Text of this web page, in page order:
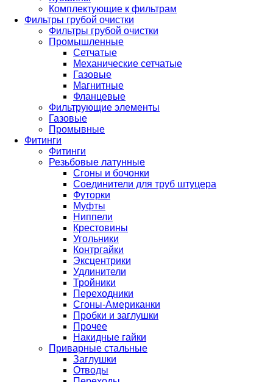
Комплектующие к фильтрам
Фильтры грубой очистки
Фильтры грубой очистки
Промышленные
Сетчатые
Механические сетчатые
Газовые
Магнитные
Фланцевые
Фильтрующие элементы
Газовые
Промывные
Фитинги
Фитинги
Резьбовые латунные
Сгоны и бочонки
Соединители для труб штуцера
Футорки
Муфты
Ниппели
Крестовины
Угольники
Контргайки
Эксцентрики
Удлинители
Тройники
Переходники
Сгоны-Американки
Пробки и заглушки
Прочее
Накидные гайки
Приварные стальные
Заглушки
Отводы